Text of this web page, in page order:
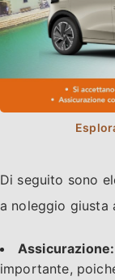
Di seguito sono
a noleggio giusta
Assicurazione:
importante,